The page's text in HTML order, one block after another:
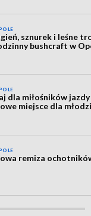
sznurek i leśne
bushcraft w
dla miłośników
miejsce dla
remiza